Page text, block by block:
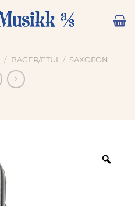
/ BAGER/ETUI / SAXOFON